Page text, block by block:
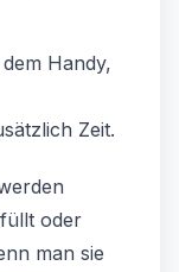
Handy,
Zeit.
oder
man sie